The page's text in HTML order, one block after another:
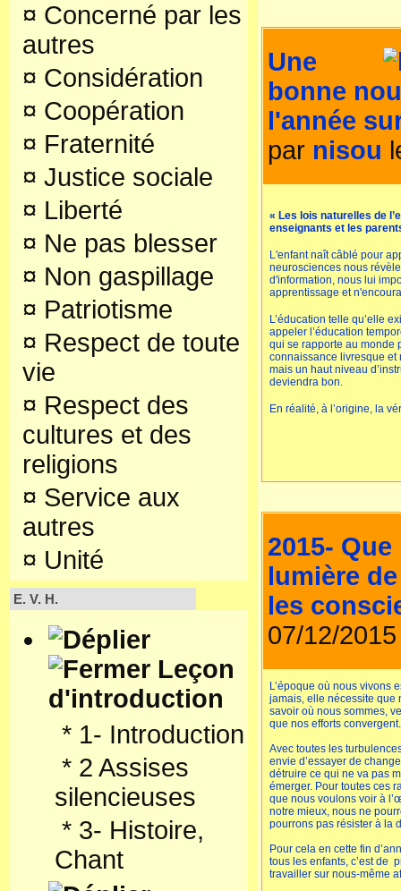
¤ Concerné par les
autres
¤ Considération
¤ Coopération
¤ Fraternité
¤ Justice sociale
¤ Liberté
¤ Ne pas blesser
¤ Non gaspillage
¤ Patriotisme
¤ Respect de toute
vie
¤ Respect des
cultures et des
religions
¤ Service aux
autres
¤ Unité
E. V. H.
Leçon
d'introduction
* 1- Introduction
* 2 Assises
silencieuses
* 3- Histoire,
Chant
Cloîtres
La paix dans le monde
Le pouvoir de l’amour
Prière pour la gratitude
Une
bonne
l'année
par nisou
« Les lois naturelles de
enseignants et les
L'enfant naît câblé pour
neurosciences nous
d'information, nous lui
apprentissage et
L’éducation telle qu’elle
appeler l’éducation
qui se rapporte au monde
connaissance livresque et
mais un haut niveau
deviendra bon.
En réalité, à l’origine, la
extérieur, elle ne nous
d’apprendre com-ment
Le but d’Educareest donc
l’épanouissement dans
Universelles qui sont :
L’expérience de Céline
sont inhérentes en l’être
Céline Alvarez a mené
naturelles de l'enfant et
deuxième année non
section et de grande
certaines Valeurs
Céline Alvarez explique
qui sous-tendent
En complément vous
Vous y trouverez de
Un enfant qui, dès la
souffrance tout le long de
enfants puissent
enthousiasme au lieu de
2015- Que
lumière
les
07/12/
L’époque où nous vivons
jamais, elle nécessite que
savoir où nous sommes,
que nos efforts convergent.
Avec toutes les
envie d’essayer de
détruire ce qui ne va pas
émerger. Pour toutes ces
que nous voulons voir à
notre mieux, nous ne
pourrons pas résister à la
Pour cela en cette fin
tous les enfants, c’est de
travailler sur nous-même